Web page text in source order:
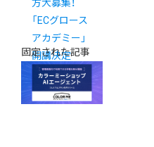
方大募集！
「ECグロース
アカデミー」
開講決定
固定された記事